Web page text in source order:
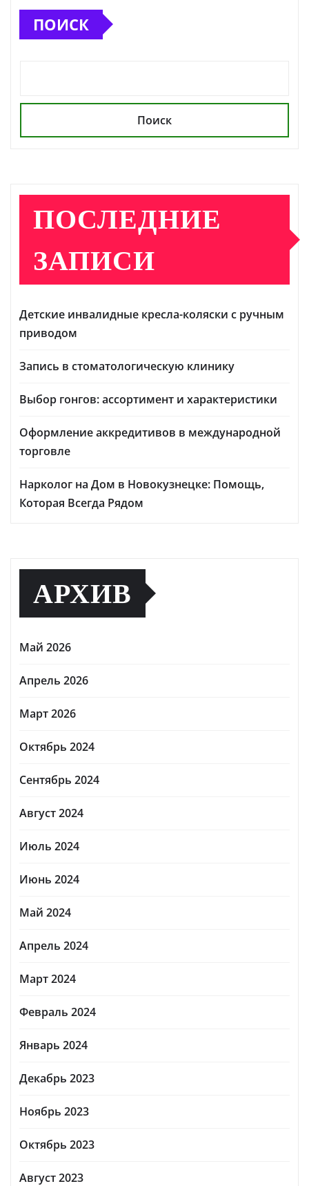
ПОИСК
Поиск
ПОСЛЕДНИЕ
ЗАПИСИ
Детские инвалидные кресла-коляски с ручным
приводом
Запись в стоматологическую клинику
Выбор гонгов: ассортимент и характеристики
Оформление аккредитивов в международной
торговле
Нарколог на Дом в Новокузнецке: Помощь,
Которая Всегда Рядом
АРХИВ
Май 2026
Апрель 2026
Март 2026
Октябрь 2024
Сентябрь 2024
Август 2024
Июль 2024
Июнь 2024
Май 2024
Апрель 2024
Март 2024
Февраль 2024
Январь 2024
Декабрь 2023
Ноябрь 2023
Октябрь 2023
Август 2023